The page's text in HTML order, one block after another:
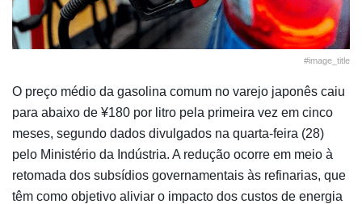
#image_title
O preço médio da gasolina comum no varejo japonês caiu
para abaixo de ¥180 por litro pela primeira vez em cinco
meses, segundo dados divulgados na quarta-feira (28)
pelo Ministério da Indústria. A redução ocorre em meio à
retomada dos subsídios governamentais às refinarias, que
têm como objetivo aliviar o impacto dos custos de energia